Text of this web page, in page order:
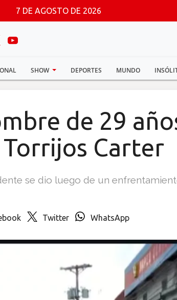
7 DE AGOSTO DE 2026
SHOW DEPORTES MUNDO
de 29
Carter
se dio luego de un
Twitter WhatsApp